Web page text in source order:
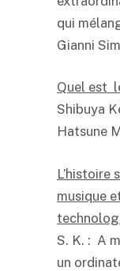
qui
Gianni
Quel est
Shibuya
Hatsune
L’histoire
musique
S. K. : A
un